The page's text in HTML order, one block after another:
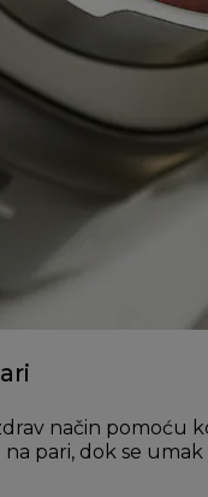
način pomoću
pari, dok se